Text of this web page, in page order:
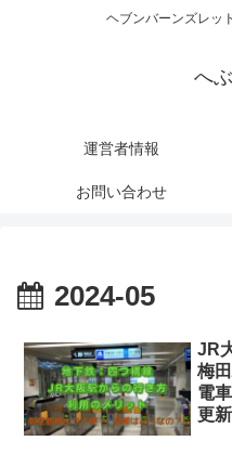
ヘブンバーンズレッ
へ
運営者情報
お問い合わせ
2024-05
JR
梅
電
更新